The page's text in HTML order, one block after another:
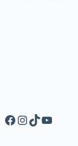
Facebook
Instagram
TikTok
YouTube